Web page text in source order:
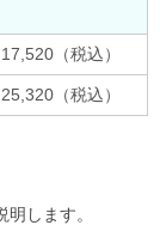
17,520（税込）
25,320（税込）
します。